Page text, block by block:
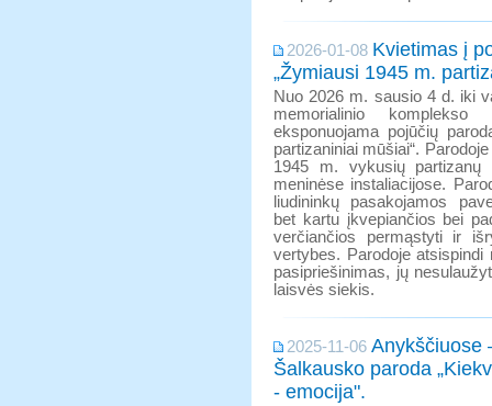
2026-01-08 Kvietimas į
„Žymiausi 1945 m.
Nuo 2026 m. sausio 4 d. iki
memorialinio komplekso
eksponuojama pojūčių
partizaniniai mūšiai“.
1945 m. vykusių partizanų
meninėse instaliacijose.
liudininkų pasakojamos
bet kartu įkvepiančios bei
verčiančios permąstyti ir
vertybes. Parodoje
pasipriešinimas, jų
laisvės siekis.
2025-11-06 Anykščiuose
Šalkausko paroda
- emocija".